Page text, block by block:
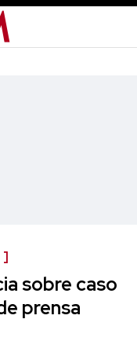
sobre caso
prensa